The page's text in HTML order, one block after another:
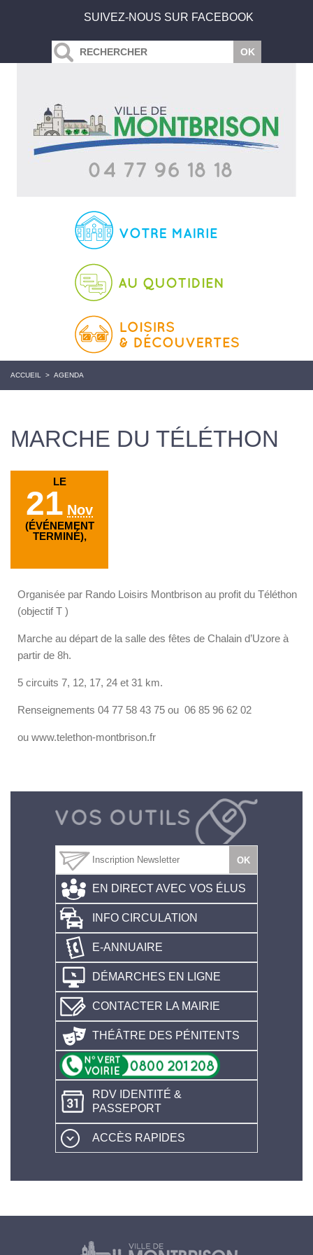
SUIVEZ-NOUS SUR FACEBOOK
ACCUEIL > AGENDA
MARCHE DU TÉLÉTHON
LE
21 Nov
(ÉVÉNEMENT
TERMINÉ),
Organisée par Rando Loisirs Montbrison au profit du Téléthon
(objectif T )
Marche au départ de la salle des fêtes de Chalain d’Uzore à
partir de 8h.
5 circuits 7, 12, 17, 24 et 31 km.
Renseignements 04 77 58 43 75 ou 06 85 96 62 02
ou www.telethon-montbrison.fr
EN DIRECT AVEC VOS ÉLUS
INFO CIRCULATION
E-ANNUAIRE
DÉMARCHES EN LIGNE
CONTACTER LA MAIRIE
THÉÂTRE DES PÉNITENTS
RDV IDENTITÉ &
PASSEPORT
ACCÈS RAPIDES